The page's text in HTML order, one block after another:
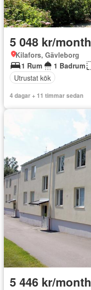
5 048 kr/month
Kilafors, Gävleborg
1 Rum
1 Badrum
Utrustat kök
4 dagar + 11 timmar sedan
5 446 kr/month